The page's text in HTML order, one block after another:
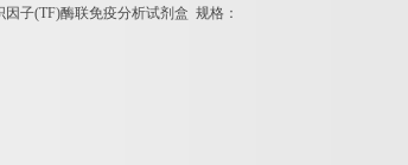
因子(TF)酶联免疫分析试剂盒 规格：